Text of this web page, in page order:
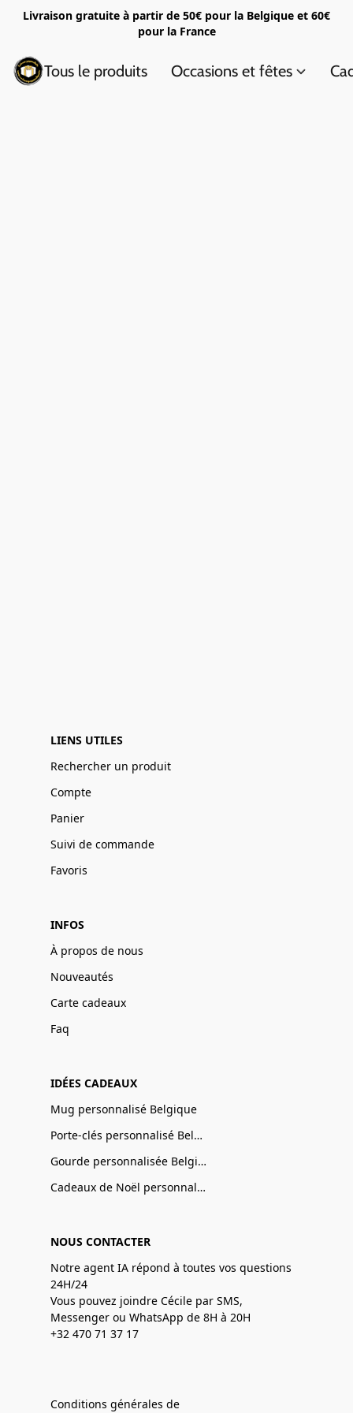
Livraison gratuite à partir de 50€ pour la Belgique et 60€
pour la France
Tous le produits Occasions et fêtes
LIENS UTILES
Rechercher un produit
Compte
Panier
Suivi de commande
Favoris
INFOS
À propos de nous
Nouveautés
Carte cadeaux
Faq
IDÉES CADEAUX
Mug personnalisé Belgique
Porte-clés personnalisé Belgique
Gourde personnalisée Belgique
Cadeaux de Noël personnalisé Belgique
NOUS CONTACTER
Notre agent IA répond à toutes vos questions
24H/24
Vous pouvez joindre Cécile par SMS,
Messenger ou WhatsApp de 8H à 20H
+32 470 71 37 17
Conditions générales de